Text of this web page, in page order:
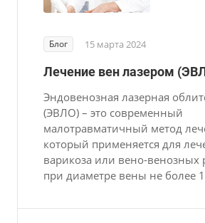
Блог 15 марта 2024
Лечение вен лазером
Эндовенозная лазерная
(ЭВЛО) – это современный
малотравматичный метод
который применяется для
варикоза или вено-венозных
при диаметре вены не более